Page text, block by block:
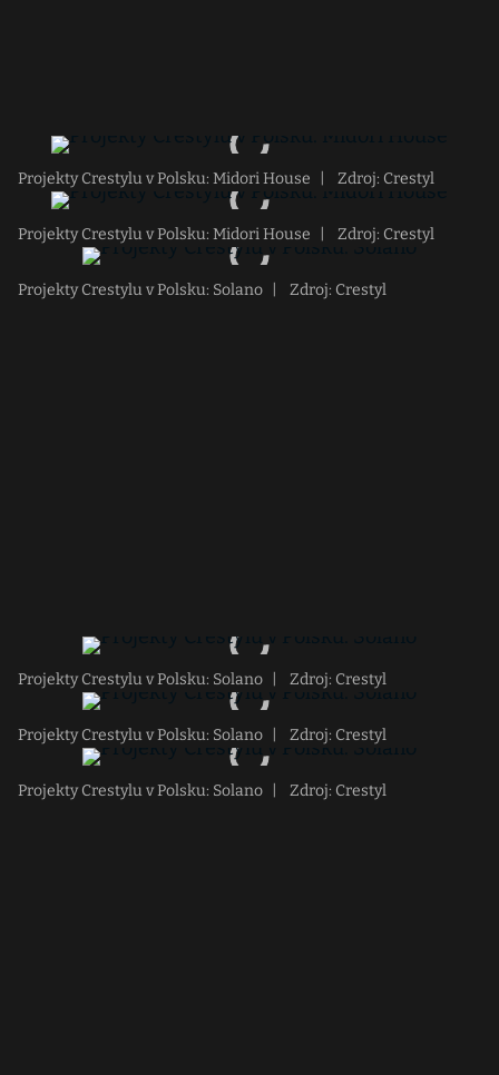
Projekty Crestylu v Polsku: Midori House Zdroj: Crestyl
Projekty Crestylu v Polsku: Midori House Zdroj: Crestyl
Projekty Crestylu v Polsku: Solano Zdroj: Crestyl
Projekty Crestylu v Polsku: Solano Zdroj: Crestyl
Projekty Crestylu v Polsku: Solano Zdroj: Crestyl
Projekty Crestylu v Polsku: Solano Zdroj: Crestyl